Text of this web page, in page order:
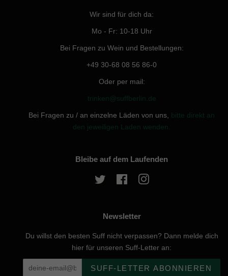
Wir sind für dich da:
Mo - Fr: 10-18 Uhr
Bei Fragen zu Wein und Bestellungen:
+49 30-68 08 56 86-0
Oder per mail:
trinken@suffberlin.de
Bei Fragen zu / an einzelne Läden von uns, bitte direkt an
den jeweiligen Laden wenden.
Bleibe auf dem Laufenden
Twitter Facebook
Newsletter
Du willst den besten Suff nicht verpassen? Dann melde dich
hier für unseren Suff-Letter an:
SUFF-LETTER ABONNIEREN